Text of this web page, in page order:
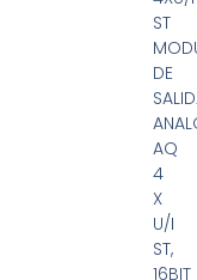
ST
DE
AQ
4
X
U/I
ST,
16BIT